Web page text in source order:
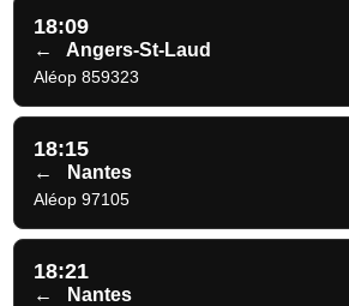
18:09
← Angers-St-Laud
Aléop 859323
18:15
← Nantes
Aléop 97105
18:21
← Nantes